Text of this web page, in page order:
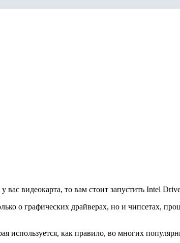
видеокарта, то вам стоит запустить Intel
о графических драйверах, но и чипсетах,
используется, как правило, во многих